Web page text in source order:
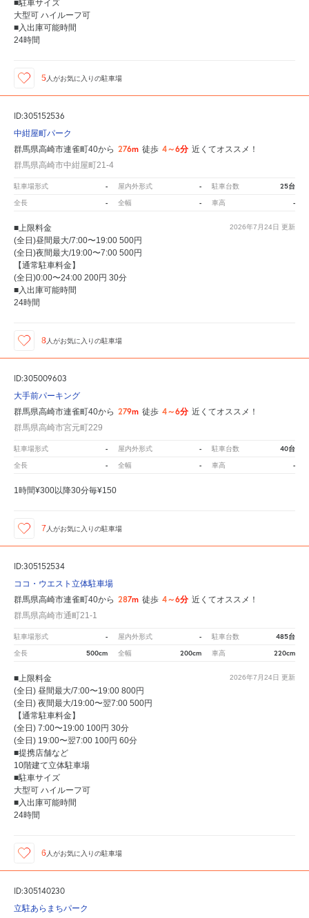
■駐車サイズ
大型可 ハイルーフ可
■入出庫可能時間
24時間
5人がお気に入りの駐車場
ID:305152536
中紺屋町パーク
群馬県高崎市連雀町40から 276m 徒歩 4～6分 近くてオススメ！
群馬県高崎市中紺屋町21-4
駐車場形式 - 屋内外形式 - 駐車台数 25台
全長 - 全幅 - 車高 -
2026年7月24日 更新
■上限料金
(全日)昼間最大/7:00〜19:00 500円
(全日)夜間最大/19:00〜7:00 500円
【通常駐車料金】
(全日)0:00〜24:00 200円 30分
■入出庫可能時間
24時間
8人がお気に入りの駐車場
ID:305009603
大手前パーキング
群馬県高崎市連雀町40から 279m 徒歩 4～6分 近くてオススメ！
群馬県高崎市宮元町229
駐車場形式 - 屋内外形式 - 駐車台数 40台
全長 - 全幅 - 車高 -
1時間¥300以降30分毎¥150
7 人がお気に入りの駐車場
ID:305152534
ココ・ウエスト立体駐車場
群馬県高崎市連雀町40から 287m 徒歩 4～6分 近くてオススメ！
群馬県高崎市通町21-1
駐車場形式 - 屋内外形式 - 駐車台数 485台
全長 500cm 全幅 200cm 車高 220cm
2026年7月24日 更新
■上限料金
(全日) 昼間最大/7:00〜19:00 800円
(全日) 夜間最大/19:00〜翌7:00 500円
【通常駐車料金】
(全日) 7:00〜19:00 100円 30分
(全日) 19:00〜翌7:00 100円 60分
■提携店舗など
10階建て立体駐車場
■駐車サイズ
大型可 ハイルーフ可
■入出庫可能時間
24時間
6 人がお気に入りの駐車場
ID:305140230
立駐あらまちパーク